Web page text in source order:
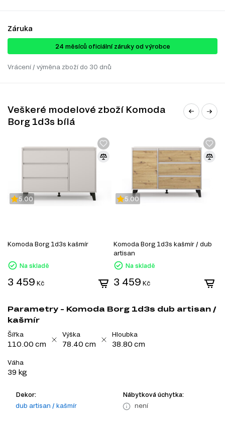
Záruka
24 ​​​​měsíců oficiální záruky od výrobce
Vrácení / výměna zboží do 30 dnů
Veškeré modelové zboží Komoda
Borg 1d3s bílá
5.00
Komoda Borg 1d3s kašmír
Na skladě
3 459 Kč
5.00
Komoda Borg 1d3s kašmír / dub
artisan
Na skladě
3 459 Kč
Parametry - Komoda Borg 1d3s dub artisan /
kašmír
Šířka
110.00 cm
Výška
78.40 cm
Hloubka
38.80 cm
Váha
39 kg
Dekor:
dub artisan / kašmír
Nábytková úchytka:
není